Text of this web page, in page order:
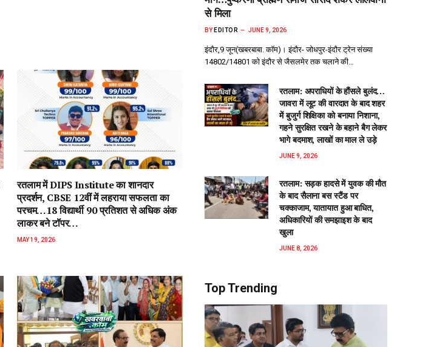
रतलाम में DIPS Institute का शानदार
प्रदर्शन, CBSE 12वीं में लहराया सफलता का
परचम…18 विद्यार्थी 90 प्रतिशत से अधिक अंक
लाकर बने टॉपर…
MAY 19, 2026
से मिला
BY EDITOR JUNE 9, 2026
इंदौर,9 जून(खबरबाबा. कॉम)। इंदौर- जोधपुर-इंदौर ट्रेन संख्या
14802/14801 को इंदौर से जैसलमेर तक चलाने की…
रतलाम: अपराधियों के हौंसले बुलंद…
जावरा में लूट की वारदात के बाद शहर
में बुजुर्ग शिक्षिका को बनाया निशाना,
गहने सुरक्षित रखने के बहाने बैग लेकर
भागे बदमाश, लाखों का माल ले उड़े
JUNE 9, 2026
रतलाम: सड़क हादसे में युवक की मौत
के बाद सैलाना बस स्टैंड पर
चक्काजाम, यातायात हुआ बाधित,
अधिकारियों की समझाइश के बाद
खुला
JUNE 8, 2026
Top Trending